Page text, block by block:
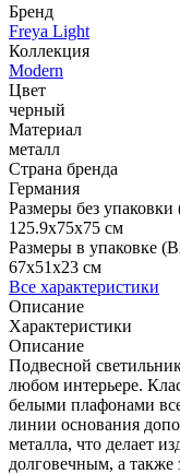
Бренд
Freya Light
Коллекция
Modern
Цвет
черный
Материал
металл
Страна бренда
Германия
Размеры без
125.9x75x75 см
Размеры в упаковке
67x51x23 см
Все характеристики
Описание
Характеристики
Описание
Подвесной
любом интерьере.
белыми плафонами
линии основания
металла, что делает
долговечным, а также